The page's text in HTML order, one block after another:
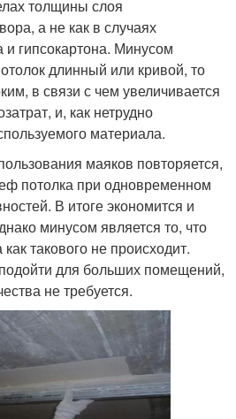
толщины слоя
а не как в случаях
и гипсокартона. Минусом
длинный или кривой, то
в связи с чем увеличивается
и, как нетрудно
материала.
маяков повторяется,
потолка при одновременном
В итоге экономится и
минусом является то, что
такового не происходит.
для больших помещений,
не требуется.